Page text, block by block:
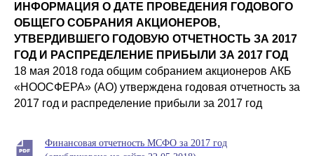
ИНФОРМАЦИЯ О ДАТЕ ПРОВЕДЕНИЯ ГОДОВОГО
ОБЩЕГО СОБРАНИЯ АКЦИОНЕРОВ,
УТВЕРДИВШЕГО ГОДОВУЮ ОТЧЕТНОСТЬ ЗА 2017
ГОД И РАСПРЕДЕЛЕНИЕ ПРИБЫЛИ ЗА 2017 ГОД
18 мая 2018 года общим собранием акционеров АКБ
«НООСФЕРА» (АО) утверждена годовая отчетность за
2017 год и распределение прибыли за 2017 год
Финансовая отчетность МСФО за 2017 год